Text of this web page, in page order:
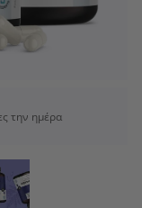
την ημέρα